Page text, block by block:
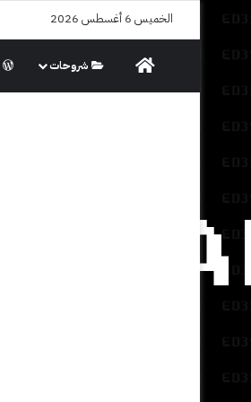
الخميس 6 أغسطس 2026
الرئيسية شروحات